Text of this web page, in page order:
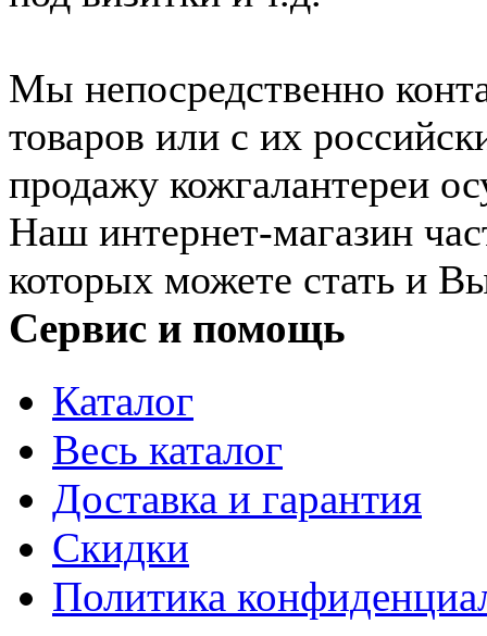
Мы непосредственно
товаров или с их
продажу кожгалантереи
Наш интернет-магазин
которых можете стать и
Сервис и помощь
Каталог
Весь каталог
Доставка и гарантия
Скидки
Политика